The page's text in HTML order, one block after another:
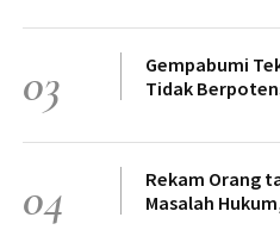
03
Gempabumi
Tidak
04
Rekam Orang
Masalah